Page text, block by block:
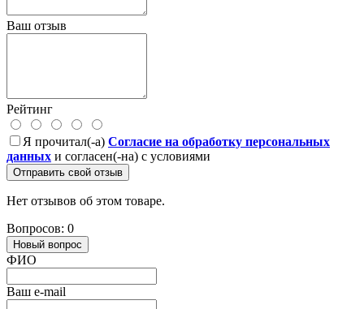
Ваш отзыв
Рейтинг
Я прочитал(-а) Согласие на обработку персональных
данных и согласен(-на) с условиями
Отправить свой отзыв
Нет отзывов об этом товаре.
Вопросов: 0
Новый вопрос
ФИО
Ваш e-mail